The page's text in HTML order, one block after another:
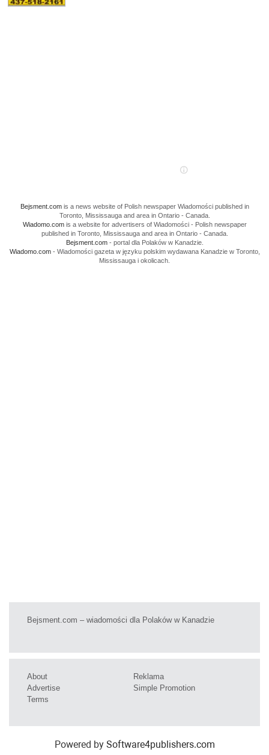
Bejsment.comis a news website of Polish newspaper Wiadomości published in
Toronto, Mississauga and area in Ontario - Canada.
Wiadomo.comis a website for advertisers of Wiadomości - Polish newspaper
published in Toronto, Mississauga and area in Ontario - Canada.
Bejsment.com- portal dla Polaków w Kanadzie.
Wiadomo.com- Wiadomości gazeta w języku polskim wydawana Kanadzie w Toronto,
Mississauga i okolicach.
Bejsment.com – wiadomości dla Polaków w Kanadzie
About
Advertise
Terms
Reklama
Simple Promotion
Powered by Software4publishers.com